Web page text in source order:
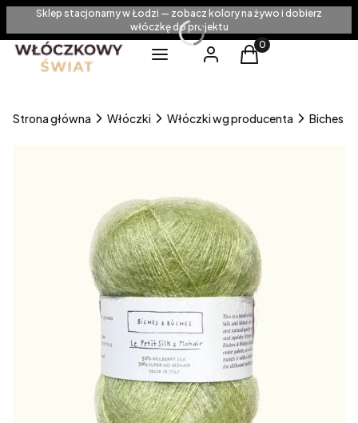
Sklep stacjonarny w Łodzi — zobacz kolory na żywo i dobierz
włóczkę do projektu
Menu
Zaloguj sięProdukty w
Koszyk
Strona główna Włóczki Włóczki wg producenta Biches &